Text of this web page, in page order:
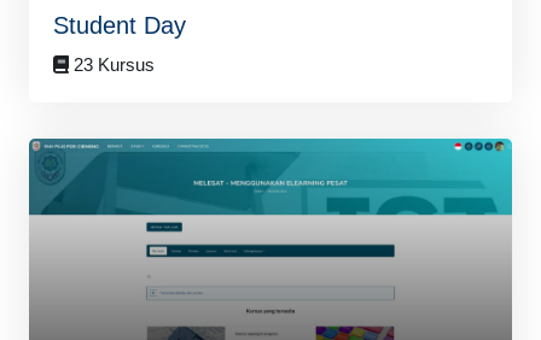
Student Day
23 Kursus